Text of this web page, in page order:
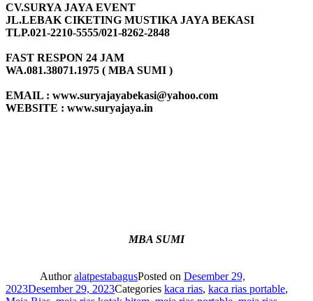
CV.SURYA JAYA EVENT
JL.LEBAK CIKETING MUSTIKA JAYA BEKASI
TLP.021-2210-5555/021-8262-2848
FAST RESPON 24 JAM
WA.081.38071.1975 ( MBA SUMI )
EMAIL : www.suryajayabekasi@yahoo.com
WEBSITE : www.suryajaya.in
MBA SUMI
AuthoralatpestabagusPosted on Desember 29,
2023Desember 29, 2023Categories kaca rias, kaca rias portable,